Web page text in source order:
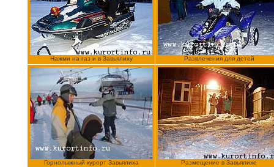
Нажми на газ и в Завьялиху Развлечения для детей
Горнолыжный курорт Завьялиха Размещение в Завьялихе